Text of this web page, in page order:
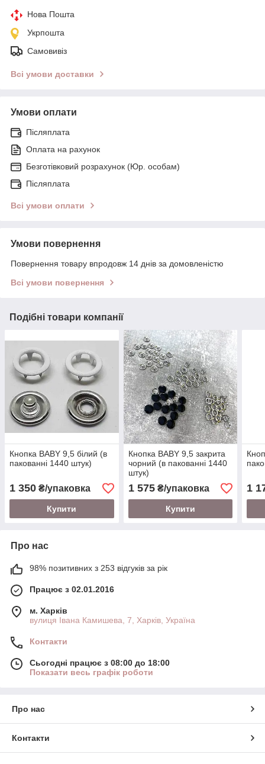
Нова Пошта
Укрпошта
Самовивіз
Всі умови доставки
Умови оплати
Післяплата
Оплата на рахунок
Безготівковий розрахунок (Юр. особам)
Післяплата
Всі умови оплати
Умови повернення
Повернення товару впродовж 14 днів за домовленістю
Всі умови повернення
Подібні товари компанії
Кнопка BABY 9,5 білий (в
пакованні 1440 штук)
1 350 ₴/упаковка
Купити
Кнопка BABY 9,5 закрита
чорний (в пакованні 1440
штук)
1 575₴/упаковка
Купити
1
Про нас
98% позитивних з 253 відгуків за рік
Працює з 02.01.2016
м. Харків
вулиця Івана Камишева, 7, Харків, Україна
Контакти
Сьогодні працює з 08:00 до 18:00
Показати весь графік роботи
Про нас
Контакти